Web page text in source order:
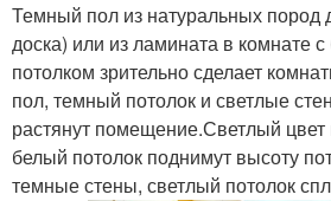
Темный пол из натуральных пород
доска) или из ламината в комнате
потолком зрительно сделает
пол, темный потолок и светлые
растянут помещение.Светлый
белый потолок поднимут высоту
темные стены, светлый потолок